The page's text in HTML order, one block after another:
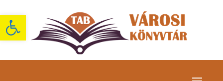
Eszköztár megnyitása